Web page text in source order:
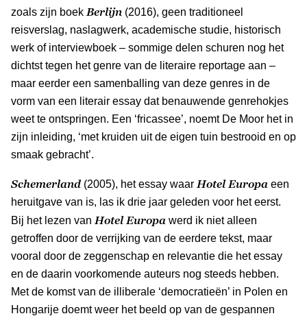
zoals zijn boek Berlijn (2016), geen traditioneel
reisverslag, naslagwerk, academische studie, historisch
werk of interviewboek – sommige delen schuren nog het
dichtst tegen het genre van de literaire reportage aan –
maar eerder een samenballing van deze genres in de
vorm van een literair essay dat benauwende genrehokjes
weet te ontspringen. Een ‘fricassee’, noemt De Moor het in
zijn inleiding, ‘met kruiden uit de eigen tuin bestrooid en op
smaak gebracht’.
Schemerland (2005), het essay waar Hotel Europa een
heruitgave van is, las ik drie jaar geleden voor het eerst.
Bij het lezen van Hotel Europa werd ik niet alleen
getroffen door de verrijking van de eerdere tekst, maar
vooral door de zeggenschap en relevantie die het essay
en de daarin voorkomende auteurs nog steeds hebben.
Met de komst van de illiberale ‘democratieën’ in Polen en
Hongarije doemt weer het beeld op van de gespannen